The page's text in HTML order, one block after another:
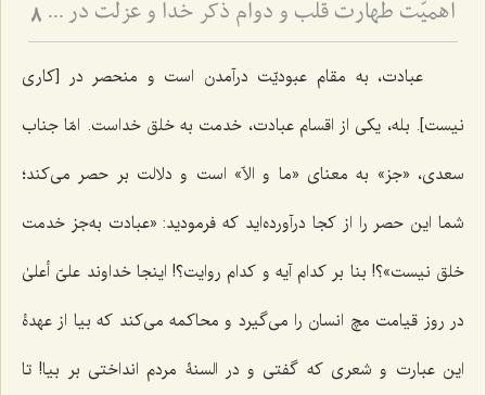
اهمیّت طهارت قلب و دوام ذکر خدا و عزلت در سیروسلوک 8
عبادت، به مقام عبودیّت درآمدن است و منحصر در [کاری
نیست]. بله، یکی از اقسام عبادت، خدمت به خلق خداست. امّا جناب
سعدی، «جز» به معنای «ما و الاّ» است و دلالت بر حصر می‌کند؛
شما این حصر را از کجا درآورده‌اید که فرمودید: «عبادت به‌جز خدمت
خلق نیست»؟! بنا بر کدام آیه و کدام روایت؟! اینجا خداوند علیّ أعلیٰ
در روز قیامت مچ انسان را می‌گیرد و محاکمه می‌کند که بیا از عهدۀ
این عبارت و شعری که گفتی و در السنۀ مردم انداختی بر بیا! تا